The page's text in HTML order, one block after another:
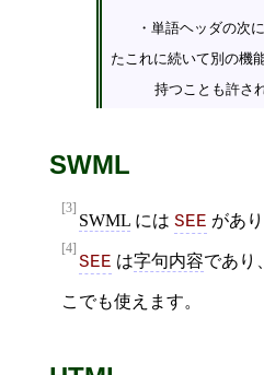
たこれに続いて別の機
持つことも許さ
SWML
[3]
SWML には SEE があり
[4]
SEE は字句内容であり、
こでも使えます。